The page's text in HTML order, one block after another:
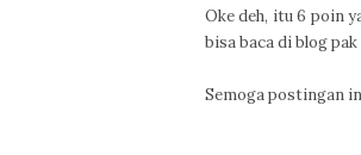
Oke deh, itu 6 poin
bisa baca di blog
Semoga postingan